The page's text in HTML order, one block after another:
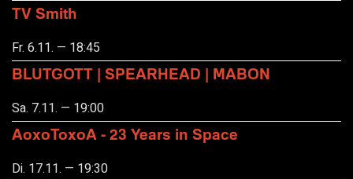
TV Smith
Fr. 6.11. — 18:45
BLUTGOTT | SPEARHEAD | MABON
Sa. 7.11. — 19:00
AoxoToxoA - 23 Years in Space
Di. 17.11. — 19:30